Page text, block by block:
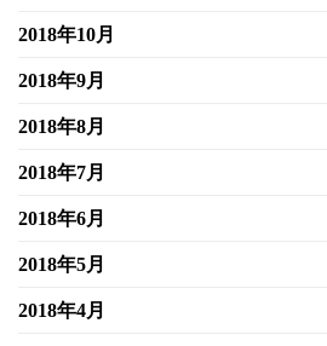
2018年10月
2018年9月
2018年8月
2018年7月
2018年6月
2018年5月
2018年4月